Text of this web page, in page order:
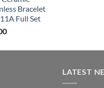
Bracelet
Full Set
LATEST